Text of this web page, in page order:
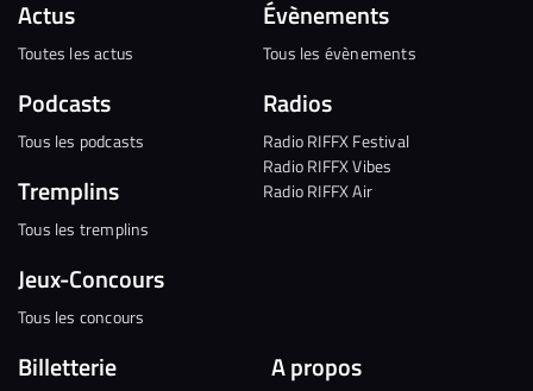
Actus
Toutes les actus
Podcasts
Tous les podcasts
Tremplins
Tous les tremplins
Jeux-Concours
Tous les concours
Évènements
Tous les évènements
Radios
Radio RIFFX Festival
Radio RIFFX Vibes
Radio RIFFX Air
Billetterie A propos